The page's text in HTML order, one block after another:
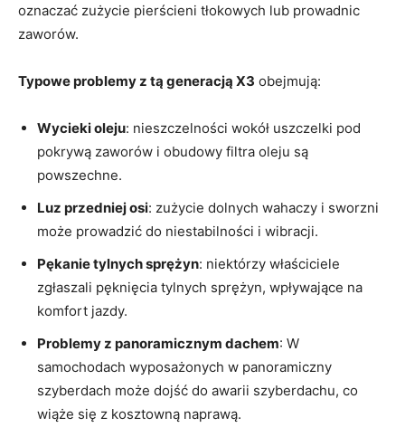
oznaczać zużycie pierścieni tłokowych lub prowadnic
zaworów.
Typowe problemy z tą generacją X3 obejmują:
Wycieki oleju: nieszczelności wokół uszczelki pod
pokrywą zaworów i obudowy filtra oleju są
powszechne.
Luz przedniej osi: zużycie dolnych wahaczy i sworzni
może prowadzić do niestabilności i wibracji.
Pękanie tylnych sprężyn: niektórzy właściciele
zgłaszali pęknięcia tylnych sprężyn, wpływające na
komfort jazdy.
Problemy z panoramicznym dachem: W
samochodach wyposażonych w panoramiczny
szyberdach może dojść do awarii szyberdachu, co
wiąże się z kosztowną naprawą.